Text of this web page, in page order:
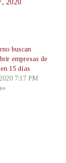
2020
buscan
empresas de
15 días
7:17 PM